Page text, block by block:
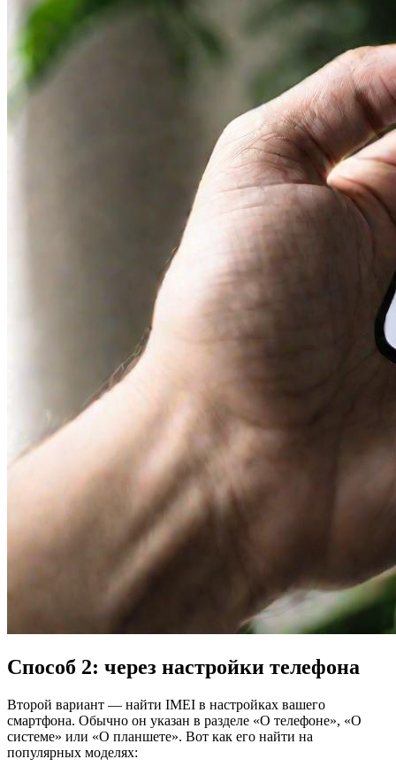
Способ 2: через настройки телефона
Второй вариант — найти IMEI в настройках вашего
смартфона. Обычно он указан в разделе «О телефоне», «О
системе» или «О планшете». Вот как его найти на
популярных моделях: